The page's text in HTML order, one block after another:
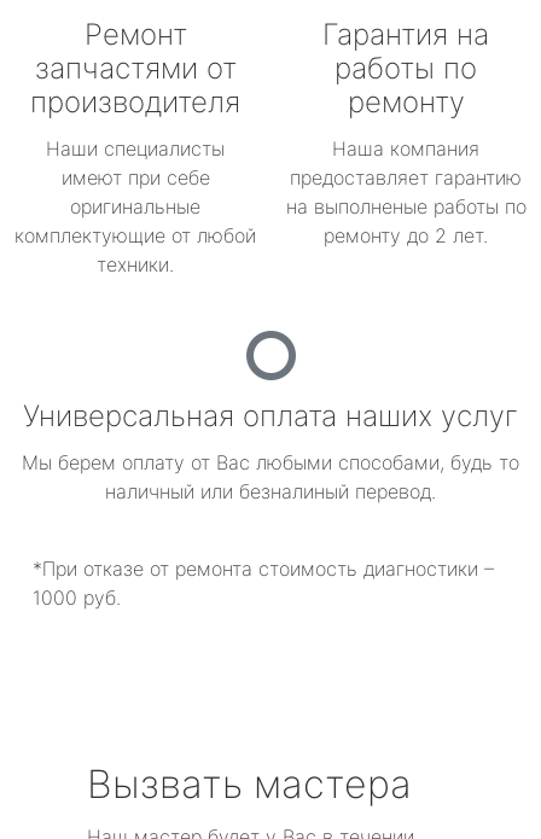
Ремонт
запчастями от
производителя
Наши специалисты
имеют при себе
оригинальные
комплектующие от любой
техники.
Гарантия на
работы по
ремонту
Наша компания
предоставляет гарантию
на выполненые работы по
ремонту до 2 лет.
Универсальная оплата наших услуг
Мы берем оплату от Вас любыми способами, будь то
наличный или безналиный перевод.
*При отказе от ремонта стоимость диагностики –
1000 руб.
Вызвать мастера